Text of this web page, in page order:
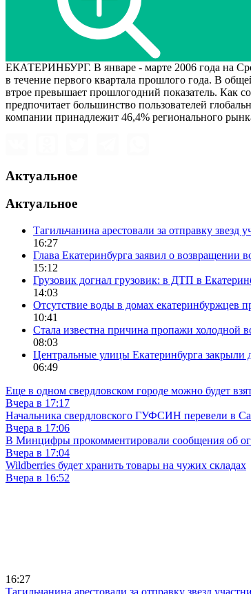
ЕКАТЕРИНБУРГ. В январе - марте 2006 года на
в течение первого квартала прошлого года. В
втрое превышает прошлогодний показатель. Как
предпочитает большинство пользователей
компании принадлежит 46,4% регионального
Актуальное
Актуальное
Тагильчанина арестовали за отправку звезд
16:27
Глава Екатеринбурга заявил о возвращении
15:12
Грузовик догнал грузовик: в ДТП в
14:03
Отсутствие воды в домах екатеринбуржцев
10:41
Стала известна причина пропажи холодной
08:03
Центральные улицы Екатеринбурга закрыли
06:49
Еще в одном свердловском городе можно будет
Вчера в 17:17
Начальника свердловского ГУФСИН перевели в
Вчера в 17:06
В Минцифры прокомментировали сообщения об
Вчера в 17:04
Wildberries будет хранить товары на чужих складах
Вчера в 16:52
16:27
Тагильчанина арестовали за отправку звезд